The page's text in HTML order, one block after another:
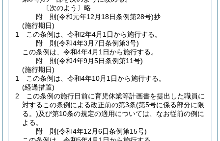
〔次のよう〕略
附 則(令和元年12月18日条例第28号)抄
(施行期日)
1
この条例は、令和2年4月1日から施行する。
附 則(令和4年3月7日条例第3号)
この条例は、令和4年4月1日から施行する。
附 則(令和4年9月5日条例第11号)
(施行期日)
1
この条例は、令和4年10月1日から施行する。
(経過措置)
2
この条例の施行日前に育児休業等計画書を提出した職員に
対するこの条例による改正前の第3条(第5号に係る部分に限
る。)及び第10条の規定の適用については、なお従前の例に
よる。
附 則(令和4年12月6日条例第15号)